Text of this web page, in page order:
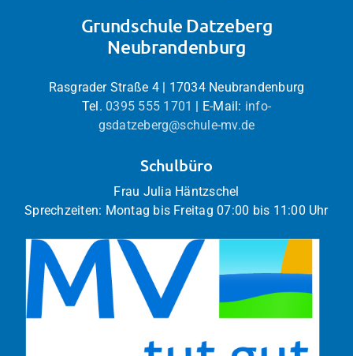
Grundschule Datzeberg
Neubrandenburg
Rasgrader Straße 4 | 17034 Neubrandenburg
Tel. 0395 555 1701 | E-Mail: info-
gsdatzeberg@schule-mv.de
Schulbüro
Frau Julia Häntzschel
Sprechzeiten: Montag bis Freitag 07:00 bis 11:00 Uhr